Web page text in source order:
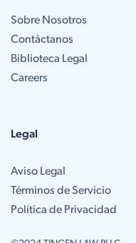
Sobre Nosotros
Contáctanos
Biblioteca Legal
Careers
Legal
Aviso Legal
Términos de Servicio
Política de Privacidad